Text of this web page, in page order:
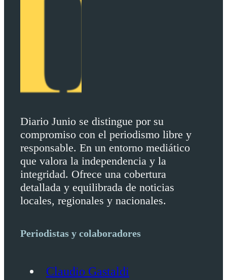
Diario Junio se distingue por su
compromiso con el periodismo libre y
responsable. En un entorno mediático
que valora la independencia y la
integridad. Ofrece una cobertura
detallada y equilibrada de noticias
locales, regionales y nacionales.
Periodistas y colaboradores
Claudio Gastaldi